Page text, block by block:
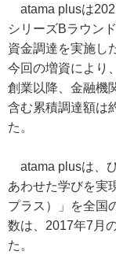
atama plusは
シリーズBラウン
資金調達を実施し
今回の増資により
創業以降、金融機
含む累積調達額は
た。
atama plusは、
あわせた学びを実
プラス）」を全国
数は、2017年7月
た。